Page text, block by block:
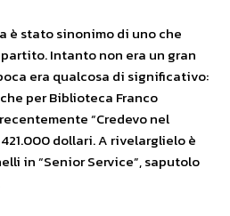
è stato sinonimo di uno che
Intanto non era un gran
era qualcosa di significativo:
per Biblioteca Franco
“Credevo nel
dollari. A rivelarglielo è
in “Senior Service”, saputolo